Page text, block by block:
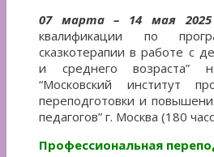
07 марта – 14 мая 2025
квалификации по
сказкотерапии в работе с
и среднего
“Московский институт
переподготовки и
педагогов” г. Москва (180
Профессиональная